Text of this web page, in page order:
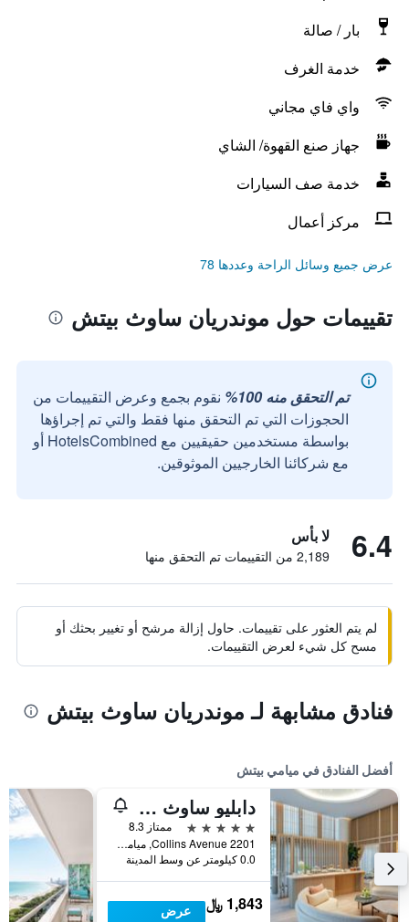
بار / صالة
خدمة الغرف
واي فاي مجاني
جهاز صنع القهوة/ الشاي
خدمة صف السيارات
مركز أعمال
عرض جميع وسائل الراحة وعددها 78
تقييمات حول موندريان ساوث بيتش
تم التحقق منه 100%
نقوم بجمع وعرض التقييمات من
الحجوزات التي تم التحقق منها فقط والتي تم إجراؤها
بواسطة مستخدمين حقيقيين مع HotelsCombined أو
مع شركائنا الخارجيين الموثوقين.
6.4 لا بأس
2,189 من التقييمات تم التحقق منها
لم يتم العثور على تقييمات. حاول إزالة مرشح أو تغيير بحثك أو
مسح كل شيء لعرض التقييمات.
فنادق مشابهة لـ موندريان ساوث بيتش
أفضل الفنادق في ميامي بيتش
دابليو ساوث بيتش
5 نجوم
ممتاز 8.3
2201 Collins Avenue, ميامي بيتش, FL, الولايات المتحدة الأميريكية
0.0 كيلومتر عن وسط المدينة
1,843 ﷼
عرض